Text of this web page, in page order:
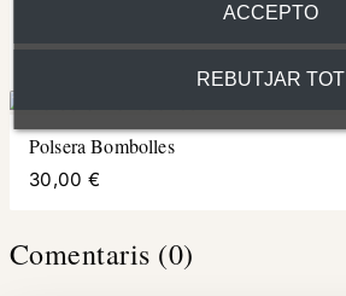
Polsera Bombolles
30,00 €
Comentaris (0)
REBUTJAR TOT
ACCEPTO